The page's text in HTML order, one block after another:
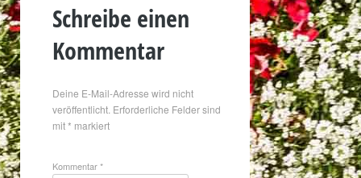
Schreibe einen
Kommentar
Deine E-Mail-Adresse wird nicht
veröffentlicht. Erforderliche Felder sind
mit* markiert
Kommentar*